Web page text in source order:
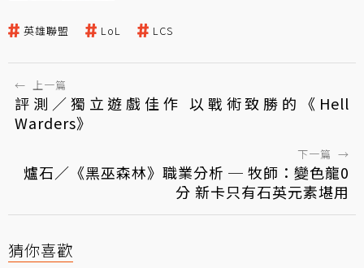
英雄聯盟 LoL LCS
← 上一篇
評測／獨立遊戲佳作 以戰術致勝的《Hell
Warders》
下一篇 →
爐石／《黑巫森林》職業分析 ─ 牧師：變色龍0
分 新卡只有石英元素堪用
猜你喜歡